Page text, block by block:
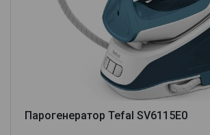
Парогенератор Tefal SV6115E0